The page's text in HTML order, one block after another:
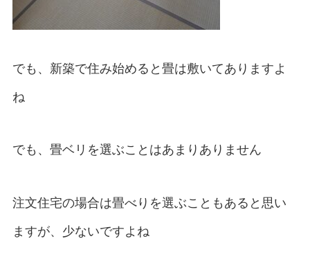
でも、新築で住み始めると畳は敷いてありますよ
ね
でも、畳ベリを選ぶことはあまりありません
注文住宅の場合は畳べりを選ぶこともあると思い
ますが、少ないですよね